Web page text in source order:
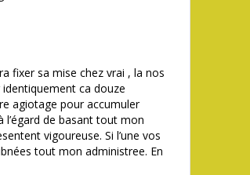
fixer sa mise chez vrai , la nos
ca douze
agiotage pour accumuler
l’égard de basant tout mon
vigoureuse. Si l’une vos
tout mon administree. En